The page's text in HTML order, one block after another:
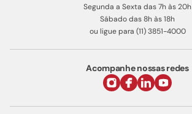
Segunda a Sexta das 7h às 20h
Sábado das 8h às 18h
ou ligue para (11) 3851-4000
Acompanhe nossas redes